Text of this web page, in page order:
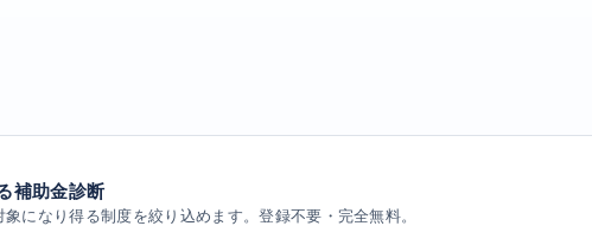
補助金診断
になり得る制度を絞り込めます。登録不要・完全無料。